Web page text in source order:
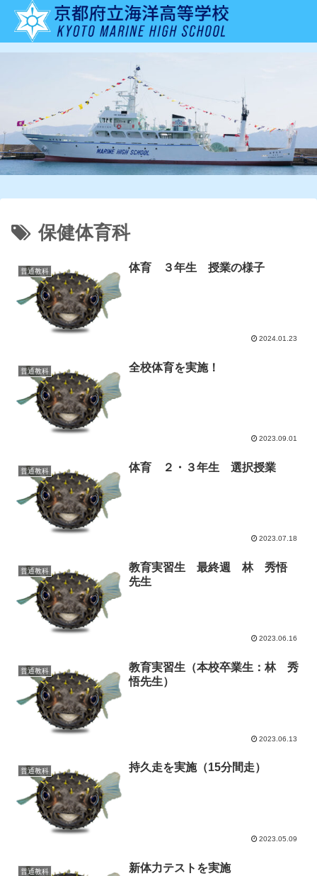
保健体育科
普通教科 体育 ３年生 授業の様子
2024.01.23
普通教科 全校体育を実施！
2023.09.01
普通教科 体育 ２・３年生 選択授業
2023.07.18
普通教科
教育実習生 最終週 林 秀悟
先生
2023.06.16
普通教科
教育実習生（本校卒業生：林 秀
悟先生）
2023.06.13
普通教科 持久走を実施（15分間走）
2023.05.09
普通教科 新体力テストを実施